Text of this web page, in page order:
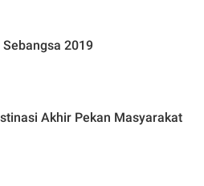
2019
Akhir Pekan Masyarakat